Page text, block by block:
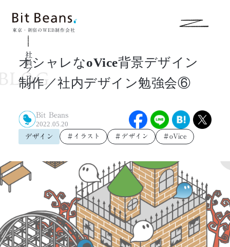
東京・新宿のWEB制作会社
社員ブログ
オシャレなoVice背景デザイン
制作／社内デザイン勉強会⑥
Bit Beans
2022.05.20
デザイン
＃イラスト ＃デザイン ＃oVice